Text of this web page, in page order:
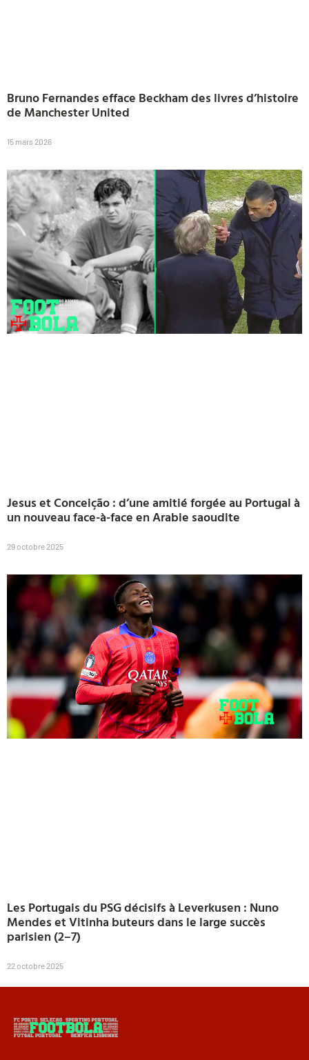
Bruno Fernandes efface Beckham des livres d’histoire
de Manchester United
15 mars 2026
Jesus et Conceição : d’une amitié forgée au Portugal à
un nouveau face-à-face en Arabie saoudite
29 octobre 2025
Les Portugais du PSG décisifs à Leverkusen : Nuno
Mendes et Vitinha buteurs dans le large succès
parisien (2–7)
22 octobre 2025